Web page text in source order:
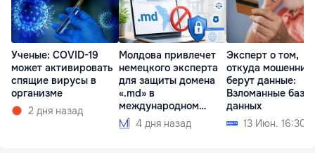
Ученые: COVID-19
может активировать
спящие вирусы в
организме
2 дня назад
Молдова привлечет
немецкого эксперта
для защиты домена
«.md» в
международном
споре4 дня назад
Эксперт о том,
откуда
берут данные:
Взломанные базы
данных
13 Июн. 16:30